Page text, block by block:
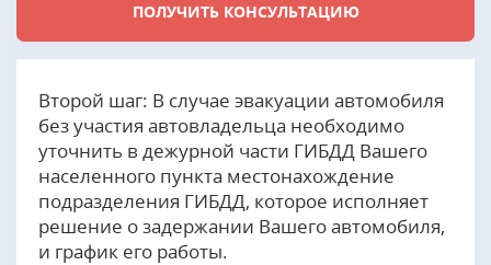
ПОЛУЧИТЬ КОНСУЛЬТАЦИЮ
Второй шаг: В случае эвакуации автомобиля
без участия автовладельца необходимо
уточнить в дежурной части ГИБДД Вашего
населенного пункта местонахождение
подразделения ГИБДД, которое исполняет
решение о задержании Вашего автомобиля,
и график его работы.